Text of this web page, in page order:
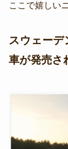
ここで嬉しい
スウェーデ
車が発売さ